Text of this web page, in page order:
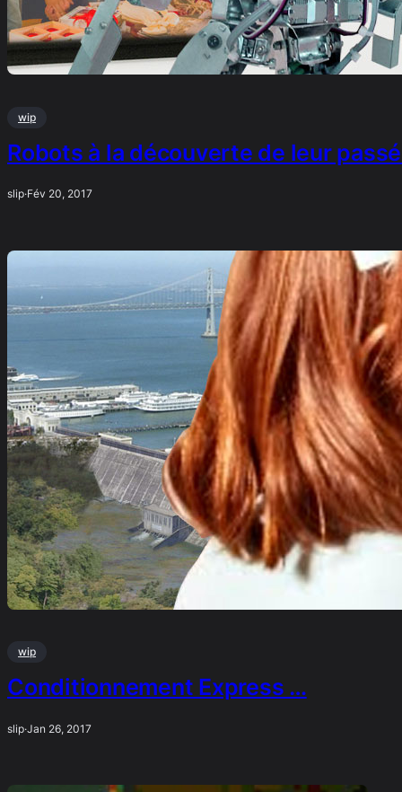
wip
Robots à la découverte de leur
slip·Fév 20, 2017
wip
Conditionnement Express …
slip·Jan 26, 2017